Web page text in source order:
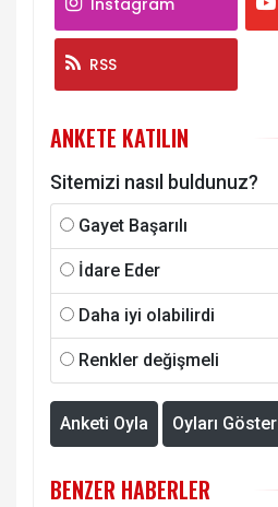
Instagram
RSS
ANKETE KATILIN
Sitemizi nasıl buldunuz?
Gayet Başarılı
İdare Eder
Daha iyi olabilirdi
Renkler değişmeli
Anketi Oyla Oyları Göster
BENZER HABERLER